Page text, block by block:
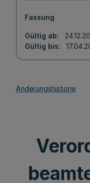
Fassung
Gültig ab
Gültig bis
Änderungshistorie